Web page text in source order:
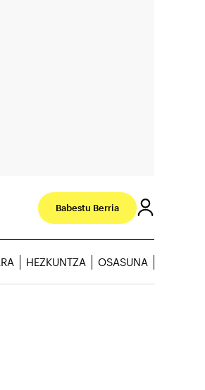
Babestu Berria
HEZKUNTZA OSASUNA